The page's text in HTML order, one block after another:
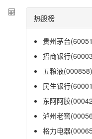
热股榜
贵州茅台
招商银行
五粮液(000858)
民生银行
东阿阿胶
泸州老窖
格力电器